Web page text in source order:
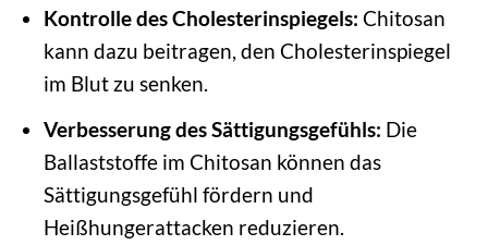
Kontrolle des Cholesterinspiegels: Chitosan
kann dazu beitragen, den Cholesterinspiegel
im Blut zu senken.
Verbesserung des Sättigungsgefühls: Die
Ballaststoffe im Chitosan können das
Sättigungsgefühl fördern und
Heißhungerattacken reduzieren.